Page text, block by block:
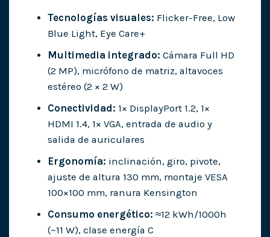
Tecnologías visuales: Flicker-Free, Low
Blue Light, Eye Care+
Multimedia integrado: Cámara Full HD
(2 MP), micrófono de matriz, altavoces
estéreo (2 × 2 W)
Conectividad: 1× DisplayPort 1.2, 1×
HDMI 1.4, 1× VGA, entrada de audio y
salida de auriculares
Ergonomía: inclinación, giro, pivote,
ajuste de altura 130 mm, montaje VESA
100×100 mm, ranura Kensington
Consumo energético: ≈12 kWh/1000h
(~11 W), clase energía C